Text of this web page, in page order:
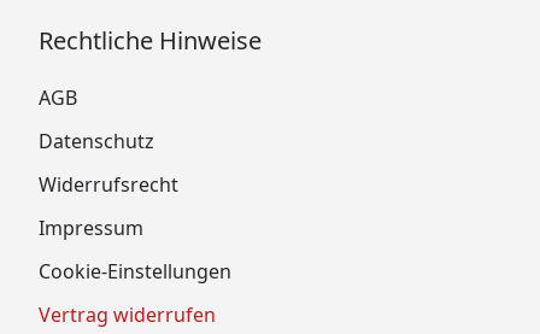
Rechtliche Hinweise
AGB
Datenschutz
Widerrufsrecht
Impressum
Cookie-Einstellungen
Vertrag widerrufen